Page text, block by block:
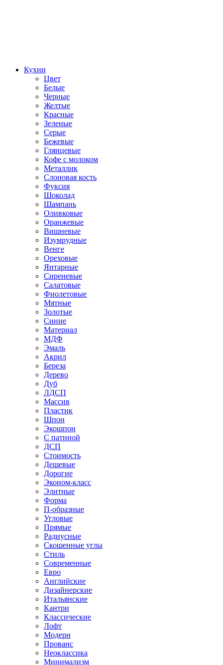
Кухни
Цвет
Белые
Черные
Желтые
Красные
Зеленые
Серые
Бежевые
Глянцевые
Кофе с молоком
Металлик
Слоновая кость
Фуксия
Шоколад
Шампань
Оливковые
Оранжевые
Вишневые
Изумрудные
Венге
Ореховые
Янтарные
Сиреневые
Салатовые
Фиолетовые
Мятные
Золотые
Синие
Материал
МДФ
Эмаль
Акрил
Береза
Дерево
Дуб
ЛДСП
Массив
Пластик
Шпон
Экошпон
С патиной
ДСП
Стоимость
Дешевые
Дорогие
Эконом-класс
Элитные
Форма
П-образные
Угловые
Прямые
Радиусные
Скошенные углы
Стиль
Современные
Евро
Английские
Дизайнерские
Итальянские
Кантри
Классические
Лофт
Модерн
Прованс
Неоклассика
Минимализм